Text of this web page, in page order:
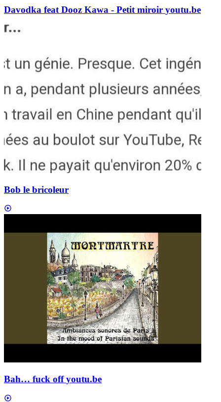
Davodka feat Dooz Kawa - Petit miroir youtu.be
Bob le bricoleur
Bah… fuck offyoutu.be